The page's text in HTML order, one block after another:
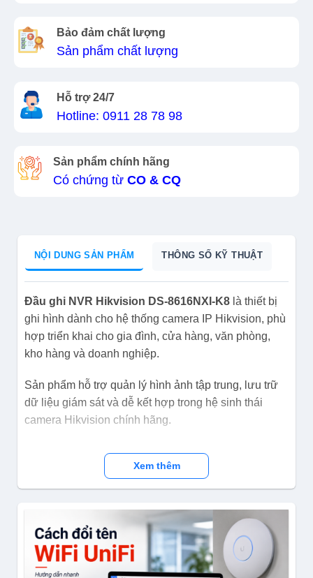
Bảo đảm chất lượng
Sản phẩm chất lượng
Hỗ trợ 24/7
Hotline: 0911 28 78 98
Sản phẩm chính hãng
Có chứng từ CO & CQ
NỘI DUNG SẢN PHẨM THÔNG SỐ KỸ THUẬT
Đầu ghi NVR Hikvision DS-8616NXI-K8là thiết bị
ghi hình dành cho hệ thống camera IP Hikvision, phù
hợp triển khai cho gia đình, cửa hàng, văn phòng,
kho hàng và doanh nghiệp.
Sản phẩm hỗ trợ quản lý hình ảnh tập trung, lưu trữ
dữ liệu giám sát và dễ kết hợp trong hệ sinh thái
camera Hikvision chính hãng.
Xem thêm